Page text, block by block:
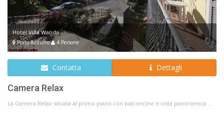
Hotel Villa Wanda
Porto Azzurro 4 Persone
Contatta Dettagli
Camera Relax
La Camera Relax situata al primo piano con balconcino e vista panoramica ...